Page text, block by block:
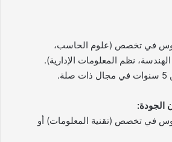
في تخصص (علوم الحاسب،
نظم المعلومات الإدارية).
في تخصص (تقنية المعلومات) أو